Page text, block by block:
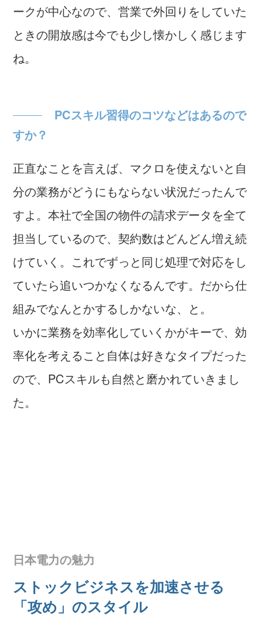
ークが中心なので、営業で外回りをしていた
ときの開放感は今でも少し懐かしく感じます
ね。
PCスキル習得のコツなどはあるので
すか？
正直なことを言えば、マクロを使えないと自
分の業務がどうにもならない状況だったんで
すよ。本社で全国の物件の請求データを全て
担当しているので、契約数はどんどん増え続
けていく。これでずっと同じ処理で対応をし
ていたら追いつかなくなるんです。だから仕
組みでなんとかするしかないな、と。
いかに業務を効率化していくかがキーで、効
率化を考えること自体は好きなタイプだった
ので、PCスキルも自然と磨かれていきまし
た。
日本電力の魅力
ストックビジネスを加速させる
「攻め」のスタイル